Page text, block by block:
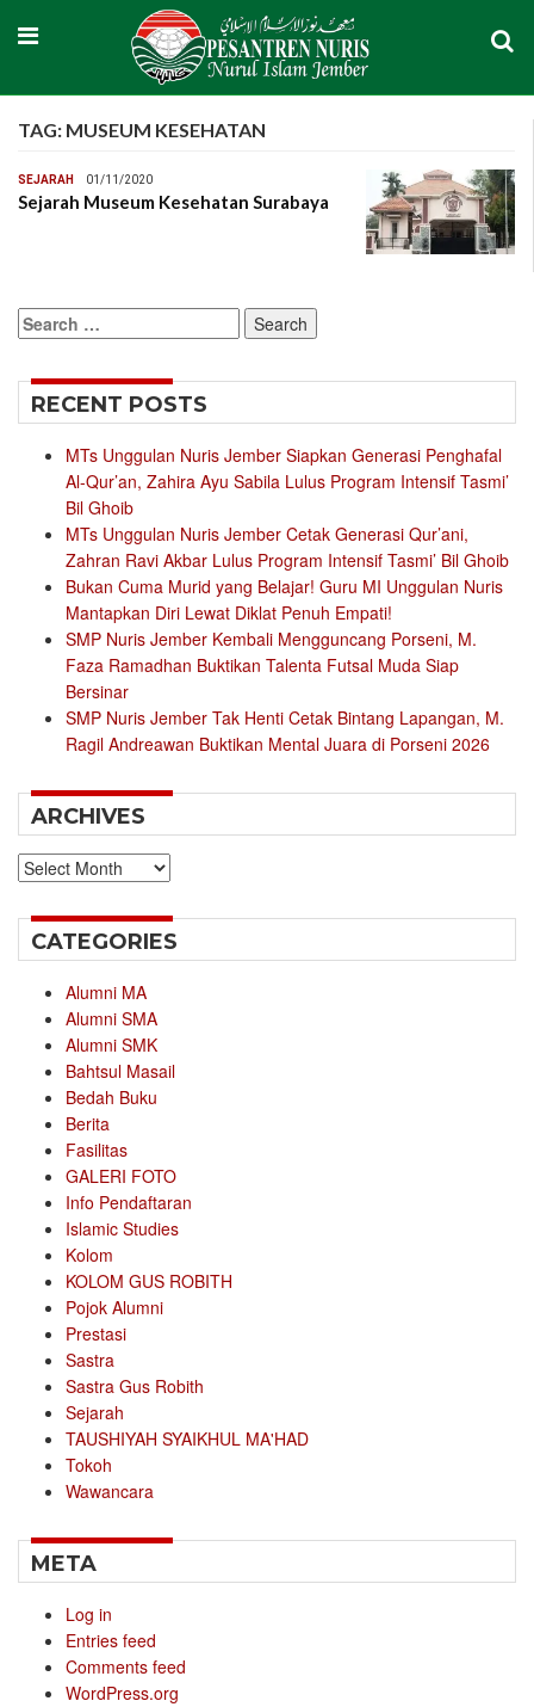
TAG: MUSEUM KESEHATAN
SEJARAH 01/11/2020
Sejarah Museum Kesehatan Surabaya
Search
for:
RECENT POSTS
MTs Unggulan Nuris Jember Siapkan Generasi Penghafal
Al-Qur’an, Zahira Ayu Sabila Lulus Program Intensif Tasmi’
Bil Ghoib
MTs Unggulan Nuris Jember Cetak Generasi Qur’ani,
Zahran Ravi Akbar Lulus Program Intensif Tasmi’ Bil Ghoib
Bukan Cuma Murid yang Belajar! Guru MI Unggulan Nuris
Mantapkan Diri Lewat Diklat Penuh Empati!
SMP Nuris Jember Kembali Mengguncang Porseni, M.
Faza Ramadhan Buktikan Talenta Futsal Muda Siap
Bersinar
SMP Nuris Jember Tak Henti Cetak Bintang Lapangan, M.
Ragil Andreawan Buktikan Mental Juara di Porseni 2026
ARCHIVES
Archives
CATEGORIES
Alumni MA
Alumni SMA
Alumni SMK
Bahtsul Masail
Bedah Buku
Berita
Fasilitas
GALERI FOTO
Info Pendaftaran
Islamic Studies
Kolom
KOLOM GUS ROBITH
Pojok Alumni
Prestasi
Sastra
Sastra Gus Robith
Sejarah
TAUSHIYAH SYAIKHUL MA'HAD
Tokoh
Wawancara
META
Log in
Entries feed
Comments feed
WordPress.org